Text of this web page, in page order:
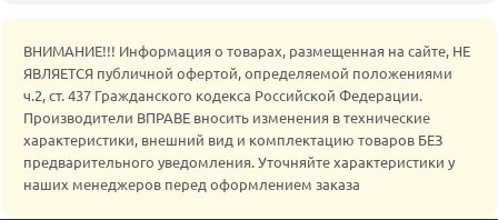
ВНИМАНИЕ!!! Информация о товарах, размещенная на сайте, НЕ
ЯВЛЯЕТСЯ публичной офертой, определяемой положениями
ч.2, ст. 437 Гражданского кодекса Российской Федерации.
Производители ВПРАВЕ вносить изменения в технические
характеристики, внешний вид и комплектацию товаров БЕЗ
предварительного уведомления. Уточняйте характеристики у
наших менеджеров перед оформлением заказа